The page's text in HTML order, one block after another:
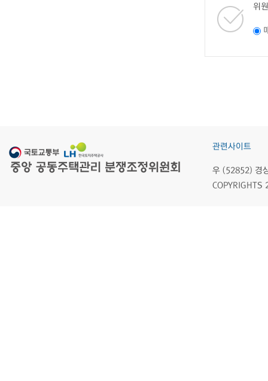
위
관련사이트
우 (52852) 경
COPYRIGHTS